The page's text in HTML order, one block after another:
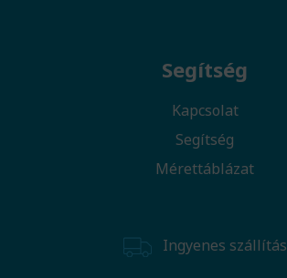
Segítség
Kapcsolat
Segítség
Mérettáblázat
Ingyenes szállítás